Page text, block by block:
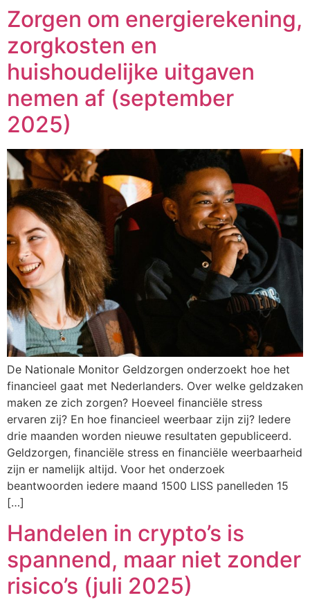
Zorgen om energierekening,
zorgkosten en
huishoudelijke uitgaven
nemen af (september
2025)
De Nationale Monitor Geldzorgen onderzoekt hoe het
financieel gaat met Nederlanders. Over welke geldzaken
maken ze zich zorgen? Hoeveel financiële stress
ervaren zij? En hoe financieel weerbaar zijn zij? Iedere
drie maanden worden nieuwe resultaten gepubliceerd.
Geldzorgen, financiële stress en financiële weerbaarheid
zijn er namelijk altijd. Voor het onderzoek
beantwoorden iedere maand 1500 LISS panelleden 15
[…]
Handelen in crypto’s is
spannend, maar niet zonder
risico’s (juli 2025)